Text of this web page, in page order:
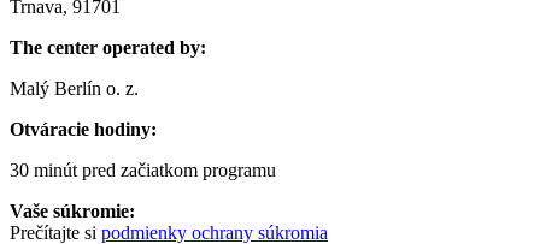
Trnava, 91701
The center operated by:
Malý Berlín o. z.
Otváracie hodiny:
30 minút pred začiatkom programu
Vaše súkromie:
Prečítajte si podmienky ochrany súkromia